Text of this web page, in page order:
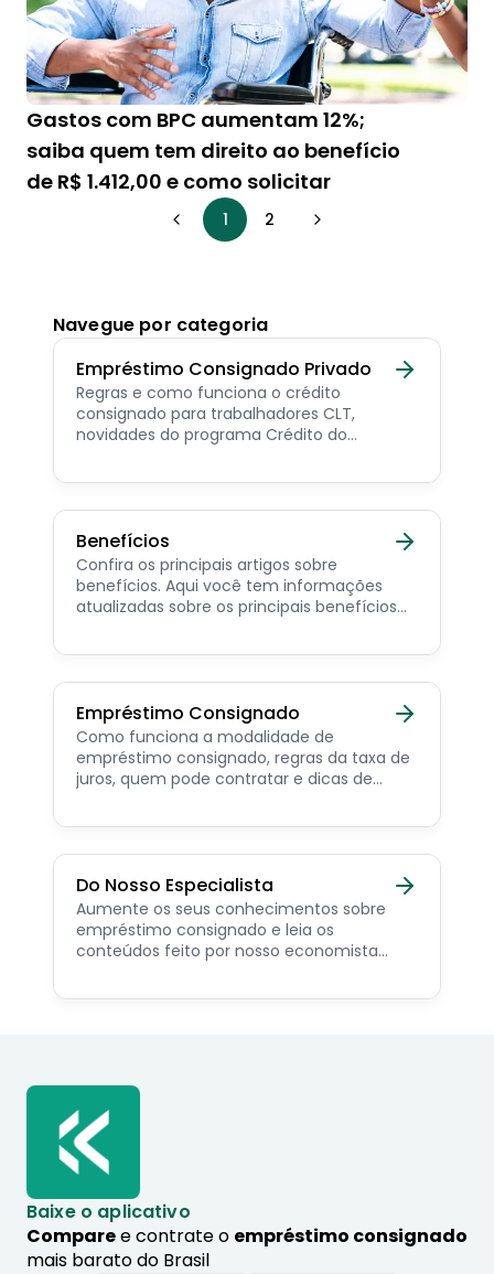
Gastos com BPC aumentam 12%;
saiba quem tem direito ao benefício
de R$ 1.412,00 e como solicitar
1 2
Navegue por categoria
Empréstimo Consignado Privado
Regras e como funciona o crédito
consignado para trabalhadores CLT,
novidades do programa Crédito do
consignado privado.
Benefícios
Confira os principais artigos sobre
benefícios. Aqui você tem informações
atualizadas sobre os principais benefícios
pensionista e beneficiários de programas
Empréstimo Consignado
Como funciona a modalidade de
empréstimo consignado, regras da taxa de
juros, quem pode contratar e dicas de
Do Nosso Especialista
Aumente os seus conhecimentos sobre
empréstimo consignado e leia os
conteúdos feito por nosso economista
Baixe o aplicativo
Comparee contrate o empréstimo consignado
mais barato do Brasil